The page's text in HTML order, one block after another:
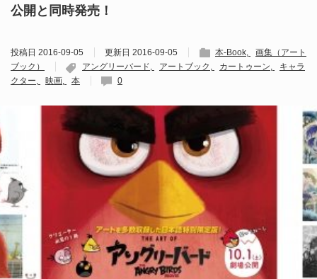
公開と同時発売！
投稿日 2016-09-05 更新日 2016-09-05 本-Book
画集（アート
ブック）
アングリーバード アートブック カートゥーン
キャラ
クター
映画 本 0